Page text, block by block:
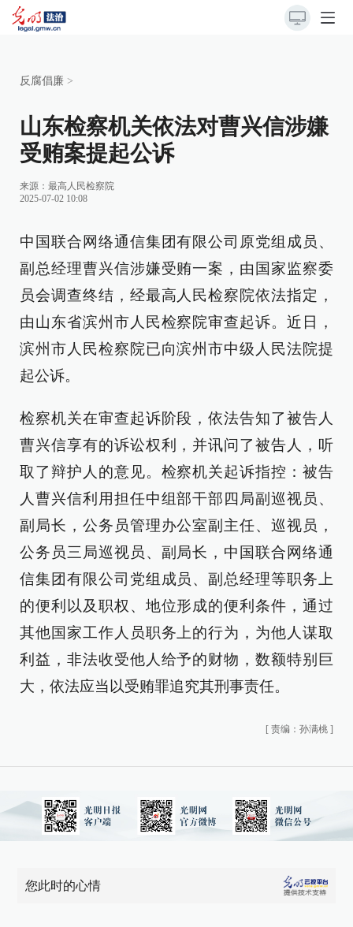
反腐倡廉 >
山东检察机关依法对曹兴信涉嫌
受贿案提起公诉
来源： 最高人民检察院
2025-07-02 10:08
中国联合网络通信集团有限公司原党组成员、
副总经理曹兴信涉嫌受贿一案，由国家监察委
员会调查终结，经最高人民检察院依法指定，
由山东省滨州市人民检察院审查起诉。近日，
滨州市人民检察院已向滨州市中级人民法院提
起公诉。
检察机关在审查起诉阶段，依法告知了被告人
曹兴信享有的诉讼权利，并讯问了被告人，听
取了辩护人的意见。检察机关起诉指控：被告
人曹兴信利用担任中组部干部四局副巡视员、
副局长，公务员管理办公室副主任、巡视员，
公务员三局巡视员、副局长，中国联合网络通
信集团有限公司党组成员、副总经理等职务上
的便利以及职权、地位形成的便利条件，通过
其他国家工作人员职务上的行为，为他人谋取
利益，非法收受他人给予的财物，数额特别巨
大，依法应当以受贿罪追究其刑事责任。
[ 责编：孙满桃 ]
您此时的心情